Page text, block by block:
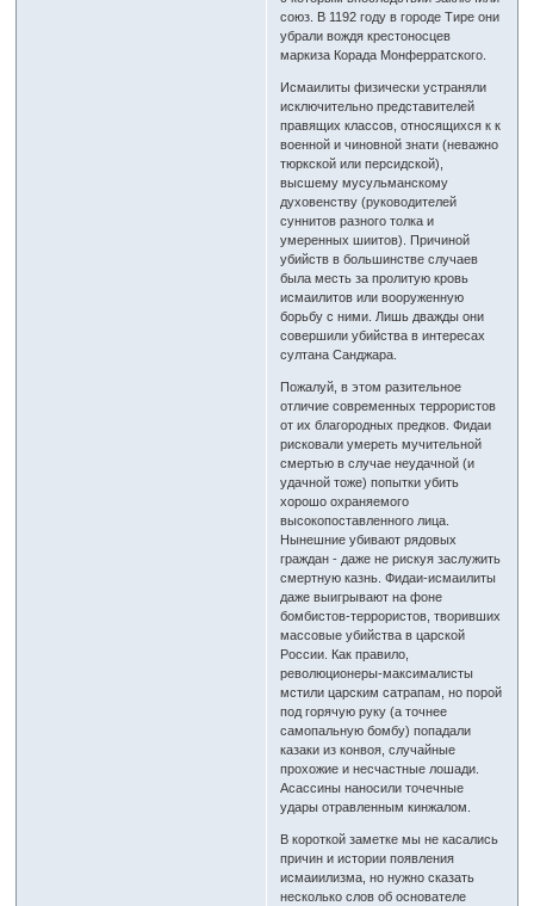
союз. В 1192 году в городе Тире они
убрали вождя крестоносцев
маркиза Корада Монферратского.
Исмаилиты физически устраняли
исключительно представителей
правящих классов, относящихся к к
военной и чиновной знати (неважно
тюркской или персидской),
высшему мусульманскому
духовенству (руководителей
суннитов разного толка и
умеренных шиитов). Причиной
убийств в большинстве случаев
была месть за пролитую кровь
исмаилитов или вооруженную
борьбу с ними. Лишь дважды они
совершили убийства в интересах
султана Санджара.
Пожалуй, в этом разительное
отличие современных террористов
от их благородных предков. Фидаи
рисковали умереть мучительной
смертью в случае неудачной (и
удачной тоже) попытки убить
хорошо охраняемого
высокопоставленного лица.
Нынешние убивают рядовых
граждан - даже не рискуя заслужить
смертную казнь. Фидаи-исмаилиты
даже выигрывают на фоне
бомбистов-террористов, творивших
массовые убийства в царской
России. Как правило,
революционеры-максималисты
мстили царским сатрапам, но порой
под горячую руку (а точнее
самопальную бомбу) попадали
казаки из конвоя, случайные
прохожие и несчастные лошади.
Асассины наносили точечные
удары отравленным кинжалом.
В короткой заметке мы не касались
причин и истории появления
исмаиилизма, но нужно сказать
несколько слов об основателе